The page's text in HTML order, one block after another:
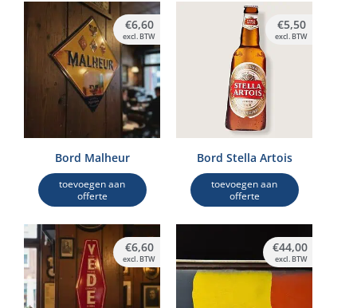
Bord Malheur
toevoegen aan
offerte
€6,60
excl. BTW
Bord Stella Artois
toevoegen aan
offerte
€5,50
excl. BTW
€6,60
excl. BTW
€44,00
excl. BTW